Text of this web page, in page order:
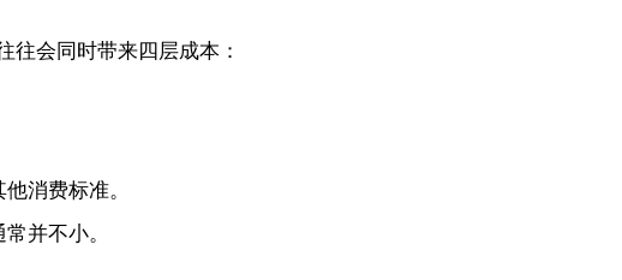
往会同时带来四层成本：
消费标准。
并不小。